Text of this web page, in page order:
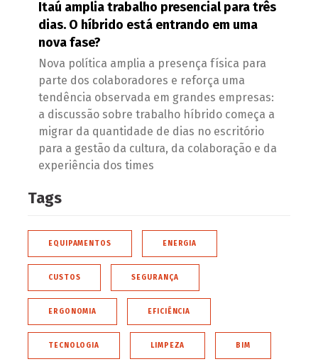
Itaú amplia trabalho presencial para três
dias. O híbrido está entrando em uma
nova fase?
Nova política amplia a presença física para
parte dos colaboradores e reforça uma
tendência observada em grandes empresas:
a discussão sobre trabalho híbrido começa a
migrar da quantidade de dias no escritório
para a gestão da cultura, da colaboração e da
experiência dos times
Tags
EQUIPAMENTOS ENERGIA
CUSTOS SEGURANÇA
ERGONOMIA EFICIÊNCIA
TECNOLOGIA LIMPEZA BIM